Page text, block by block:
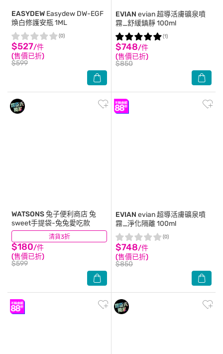
EASYDEW Easydew DW-EGF
煥白修護安瓶 1ML
$527/件
(售價已折)
$599
(0)
EVIAN evian 超導活膚礦泉噴
霧_舒緩鎮靜 100ml
$748/件
(售價已折)
$850
(1)
清貨3折
WATSONS兔子便利商店 兔
sweet手提袋-兔兔愛吃款
$180/件
(售價已折)
$599
(7)
EVIAN evian 超導活膚礦泉噴
霧_淨化隔離 100ml
$748/件
(售價已折)
$850
(0)